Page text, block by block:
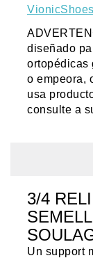
diseñado
ortopédicas
o empeora,
usa
consulte a
3/4
Un support